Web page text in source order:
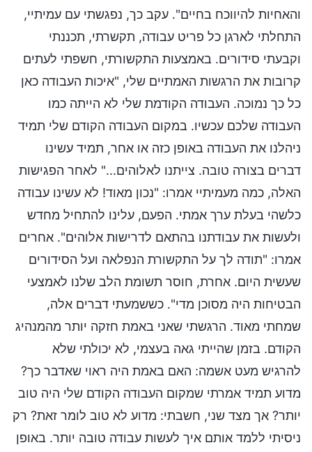
והאחיות להיווכח בחיים". עקב כך, נפגשתי עם עמיתיי,
התחלתי לארגן כל פריט עבודה, תקשרתי, תכננתי
וקבעתי סידורים. באמצעות התקשורתי, חשפתי לעתים
קרובות את הרגשות האמתיים שלי, "איכות העבודה כאן
כל כך נמוכה. העבודה הקודמת שלי לא הייתה כמו
העבודה שלכם עכשיו. במקום העבודה הקודם שלי תמיד
ניהלנו את העבודה באופן כזה או אחר, תמיד עשינו
דברים בצורה טובה. צייתנו לאלוהים..." לאחר הפגישות
האלה, כמה מעמיתיי אמרו: "נכון מאוד! לא עשינו עבודה
כלשהי בעלת ערך אמתי. הפעם, עלינו להתחיל מחדש
ולעשות את עבודתנו בהתאם לדרישות אלוהים". אחרים
אמרו: "תודה לך על התקשורת הנפלאה ועל הסידורים
שעשית היום. אחרת, חוסר תשומת הלב שלנו לאמצעי
הבטיחות היה מסוכן מדי". כששמעתי דברים אלה,
שמחתי מאוד. הרגשתי שאני באמת חזקה יותר מהמנהיג
הקודם. בזמן שהייתי גאה בעצמי, לא יכולתי שלא
להרגיש מעט אשמה: האם באמת היה ראוי שאדבר כך?
מדוע תמיד אמרתי שמקום העבודה הקודם שלי היה טוב
יותר? אך מצד שני, חשבתי: מדוע לא טוב לומר זאת? רק
ניסיתי ללמד אותם איך לעשות עבודה טובה יותר. באופן